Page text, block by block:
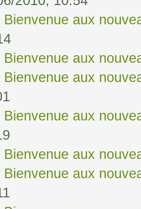
Bienvenue aux
Bienvenue aux
Bienvenue aux
Bienvenue aux
Bienvenue aux
Bienvenue aux